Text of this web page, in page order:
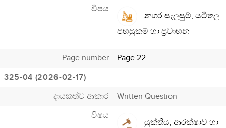
විෂය
නගර සැලසුම්, යටිතල
පහසුකම් හා ප්‍රවාහන
Page number
Page 22
325-04 (2026-02-17)
දායකත්ව ආකාර
Written Question
විෂය
යුක්තිය, ආරක්ෂාව හා